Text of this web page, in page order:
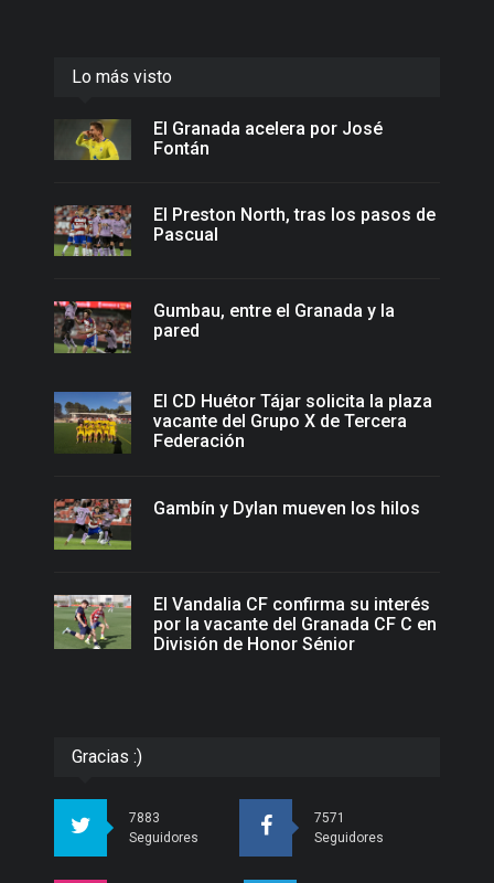
Lo más visto
El Granada acelera por José
Fontán
El Preston North, tras los pasos de
Pascual
Gumbau, entre el Granada y la
pared
El CD Huétor Tájar solicita la plaza
vacante del Grupo X de Tercera
Federación
Gambín y Dylan mueven los hilos
El Vandalia CF confirma su interés
por la vacante del Granada CF C en
División de Honor Sénior
Gracias :)
7883
Seguidores
7571
Seguidores